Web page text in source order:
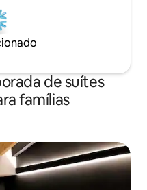
de suítes
famílias